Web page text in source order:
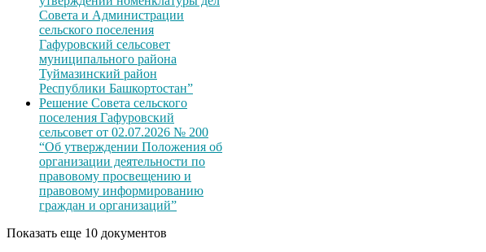
Совета и Администрации
сельского поселения
Гафуровский сельсовет
муниципального района
Туймазинский район
Республики Башкортостан”
Решение Совета сельского
поселения Гафуровский
сельсовет от 02.07.2026 № 200
“Об утверждении Положения об
организации деятельности по
правовому просвещению и
правовому информированию
граждан и организаций”
Показать еще 10 документов